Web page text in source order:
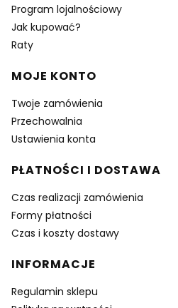
Program lojalnościowy
Jak kupować?
Raty
MOJE KONTO
Twoje zamówienia
Przechowalnia
Ustawienia konta
PŁATNOŚCI I DOSTAWA
Czas realizacji zamówienia
Formy płatności
Czas i koszty dostawy
INFORMACJE
Regulamin sklepu